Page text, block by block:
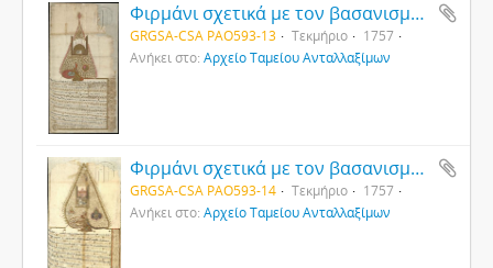
Φιρμάνι σχετικά με τον βασανισμό χριστιανών της περιοχής της Νίγδης
GRGSA-CSA PAO593-13 Τεκμήριο
1757
Ανήκει στο: Αρχείο Ταμείου Ανταλλαξίμων
Φιρμάνι σχετικά με τον βασανισμό χριστιανών της περιοχής της Νίγδης (Καππαδοκίας) εξαιτίας καθυστερήσεων στην πληρωμή των φόρων, 1171 [1757]
GRGSA-CSA PAO593-14 Τεκμήριο
1757
Ανήκει στο: Αρχείο Ταμείου Ανταλλαξίμων